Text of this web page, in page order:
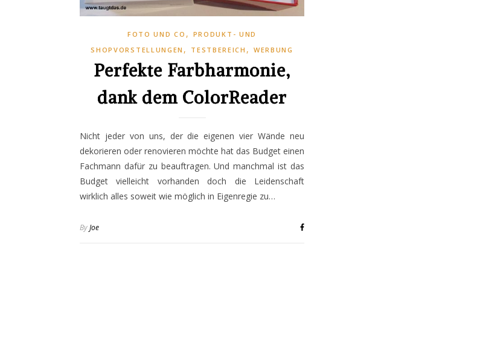
FOTO UND CO , PRODUKT- UND
SHOPVORSTELLUNGEN , TESTBEREICH , WERBUNG
Perfekte Farbharmonie,
dank dem ColorReader
Nicht jeder von uns, der die eigenen vier Wände neu
dekorieren oder renovieren möchte hat das Budget einen
Fachmann dafür zu beauftragen. Und manchmal ist das
Budget vielleicht vorhanden doch die Leidenschaft
wirklich alles soweit wie möglich in Eigenregie zu…
ByJoe